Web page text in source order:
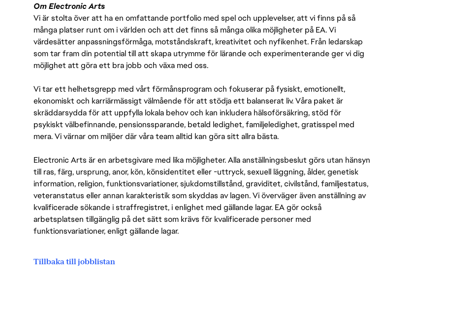
Om Electronic Arts
Vi är stolta över att ha en omfattande portfolio med spel och upplevelser, att vi finns på så
många platser runt om i världen och att det finns så många olika möjligheter på EA. Vi
värdesätter anpassningsförmåga, motståndskraft, kreativitet och nyfikenhet. Från ledarskap
som tar fram din potential till att skapa utrymme för lärande och experimenterande ger vi dig
möjlighet att göra ett bra jobb och växa med oss.
Vi tar ett helhetsgrepp med vårt förmånsprogram och fokuserar på fysiskt, emotionellt,
ekonomiskt och karriärmässigt välmående för att stödja ett balanserat liv. Våra paket är
skräddarsydda för att uppfylla lokala behov och kan inkludera hälsoförsäkring, stöd för
psykiskt välbefinnande, pensionssparande, betald ledighet, familjeledighet, gratisspel med
mera. Vi värnar om miljöer där våra team alltid kan göra sitt allra bästa.
Electronic Arts är en arbetsgivare med lika möjligheter. Alla anställningsbeslut görs utan hänsyn
till ras, färg, ursprung, anor, kön, könsidentitet eller -uttryck, sexuell läggning, ålder, genetisk
information, religion, funktionsvariationer, sjukdomstillstånd, graviditet, civilstånd, familjestatus,
veteranstatus eller annan karakteristik som skyddas av lagen. Vi överväger även anställning av
kvalificerade sökande i straffregistret, i enlighet med gällande lagar. EA gör också
arbetsplatsen tillgänglig på det sätt som krävs för kvalificerade personer med
funktionsvariationer, enligt gällande lagar.
Tillbaka till jobblistan